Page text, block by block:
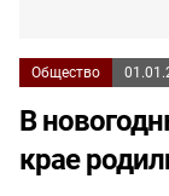
Общество
В
крае